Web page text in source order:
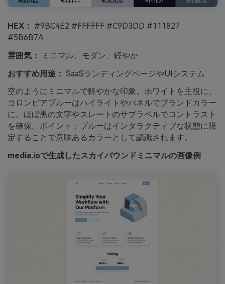
HEX： #9BC4E2 #FFFFFF #C9D3DD #111827
#5B6B7A
雰囲気：
ミニマル、モダン、軽やか
おすすめ用途： SaaSランディングページやUIシステム
空のようにミニマルで軽やかな印象。ホワイトを主役に、
コロンビアブルーはハイライトやパネルでブランドカラー
に。ほぼ黒の文字やスレートのサブラベルでコントラスト
を確保。ポイント：ブルーはインタラクティブな状態に限
定することで意味あるカラーとして認識されます。
media.ioで生成したスカイバウンドミニマルの画像例